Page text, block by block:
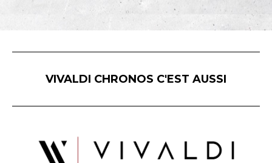
VIVALDI CHRONOS C'EST AUSSI